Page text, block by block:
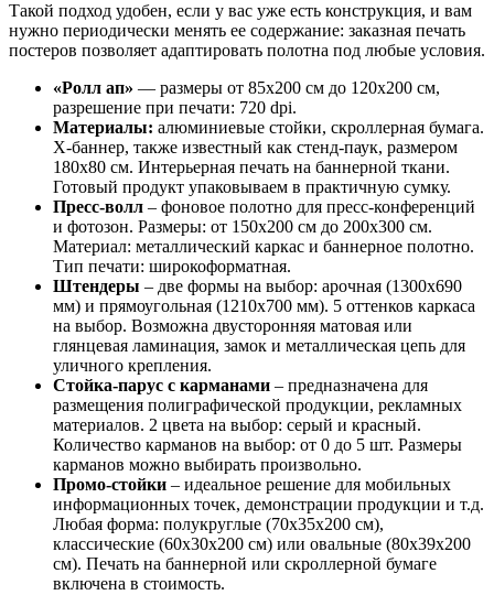
Такой подход удобен, если у вас уже есть конструкция, и вам
нужно периодически менять ее содержание: заказная печать
постеров позволяет адаптировать полотна под любые условия.
«Ролл ап» — размеры от 85х200 см до 120х200 см,
разрешение при печати: 720 dpi.
Материалы: алюминиевые стойки, скроллерная бумага.
X-баннер, также известный как стенд-паук, размером
180х80 см. Интерьерная печать на баннерной ткани.
Готовый продукт упаковываем в практичную сумку.
Пресс-волл – фоновое полотно для пресс-конференций
и фотозон. Размеры: от 150х200 см до 200х300 см.
Материал: металлический каркас и баннерное полотно.
Тип печати: широкоформатная.
Штендеры – две формы на выбор: арочная (1300х690
мм) и прямоугольная (1210х700 мм). 5 оттенков каркаса
на выбор. Возможна двусторонняя матовая или
глянцевая ламинация, замок и металлическая цепь для
уличного крепления.
Стойка-парус с карманами – предназначена для
размещения полиграфической продукции, рекламных
материалов. 2 цвета на выбор: серый и красный.
Количество карманов на выбор: от 0 до 5 шт. Размеры
карманов можно выбирать произвольно.
Промо-стойки – идеальное решение для мобильных
информационных точек, демонстрации продукции и т.д.
Любая форма: полукруглые (70х35х200 см),
классические (60х30х200 см) или овальные (80х39х200
см). Печать на баннерной или скроллерной бумаге
включена в стоимость.